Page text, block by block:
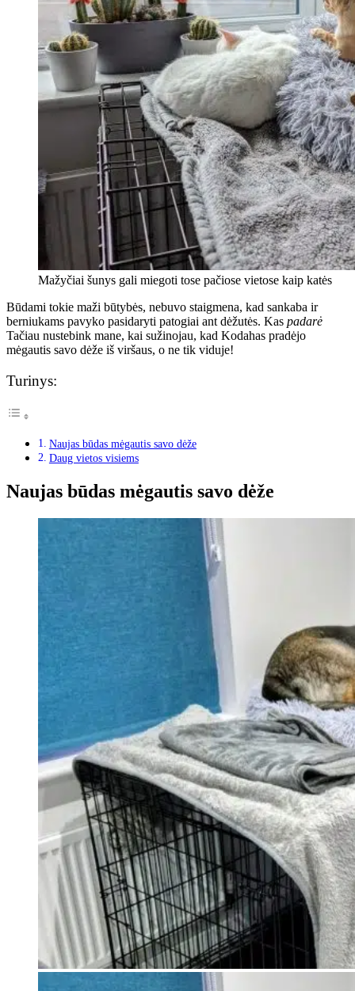
Mažyčiai šunys gali miegoti tose pačiose vietose kaip katės
Būdami tokie maži būtybės, nebuvo staigmena, kad sankaba ir
berniukams pavyko pasidaryti patogiai ant dėžutės. Kas padarė
Tačiau nustebink mane, kai sužinojau, kad Kodahas pradėjo
mėgautis savo dėže iš viršaus, o ne tik viduje!
Turinys:
Naujas būdas mėgautis savo dėže
Daug vietos visiems
Naujas būdas mėgautis savo dėže